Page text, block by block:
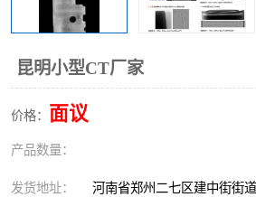
昆明小型CT厂家
价格： 面议
产品数量：
发货地址： 河南省郑州二七区建中街街